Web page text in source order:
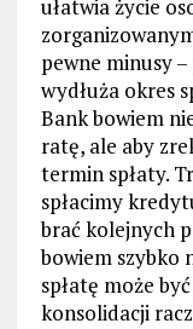
ułatwia życie
pewne minusy
wydłuża okres
Bank bowiem
ratę, ale aby
termin spłaty.
spłacimy
brać kolejnych
bowiem szybko
spłatę może
konsolidacji